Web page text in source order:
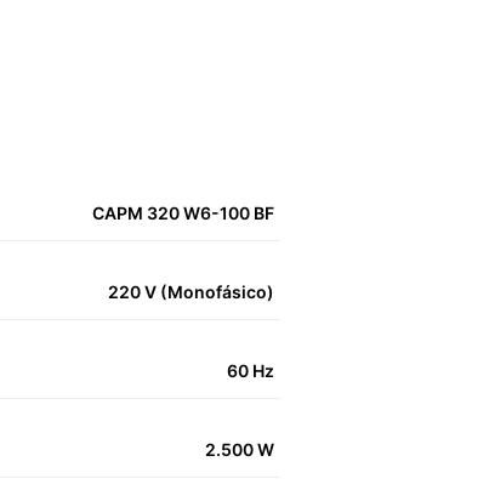
CAPM 320 W6-100 BF
220 V (Monofásico)
60 Hz
2.500 W